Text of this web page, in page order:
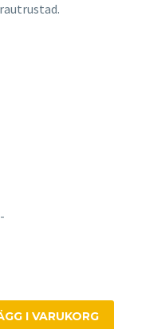
I VARUKORG